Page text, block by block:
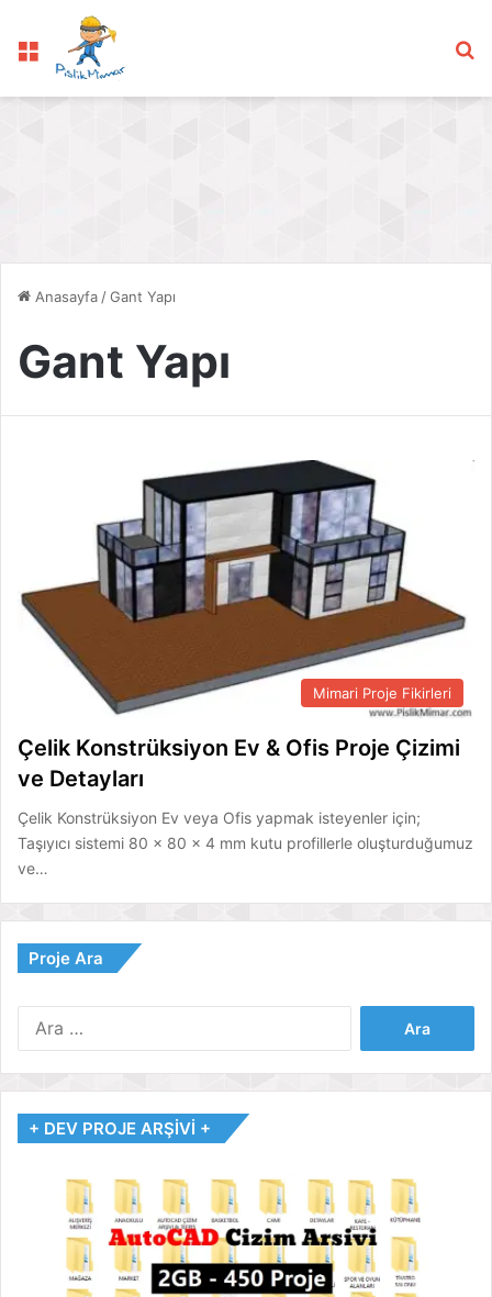
Menü
Anasayfa /Gant Yapı
Gant Yapı
Mimari Proje Fikirleri
Çelik Konstrüksiyon Ev & Ofis Proje Çizimi
ve Detayları
Çelik Konstrüksiyon Ev veya Ofis yapmak isteyenler için;
Taşıyıcı sistemi 80 x 80 x 4 mm kutu profillerle oluşturduğumuz
ve…
Proje Ara
+ DEV PROJE ARŞİVİ +